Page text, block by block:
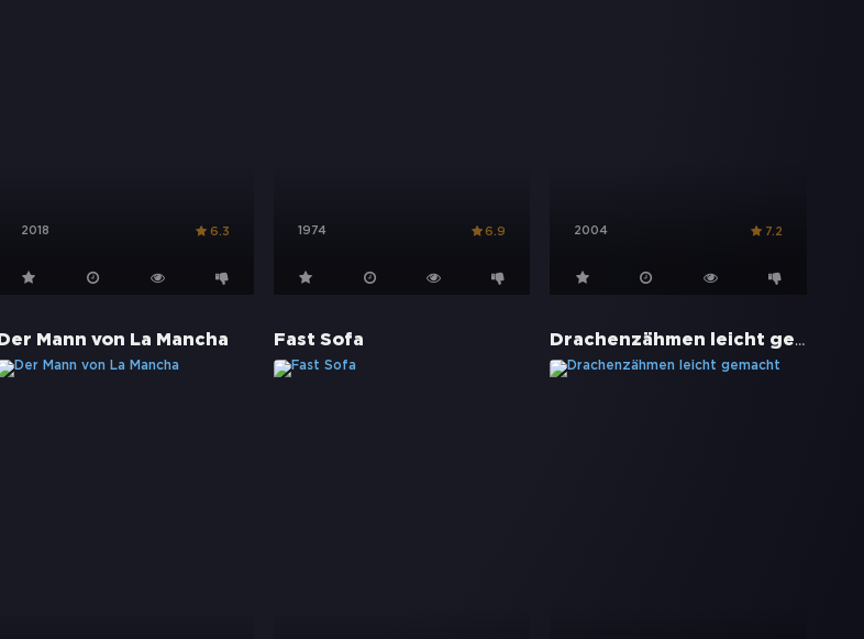
2018 6.3 1974 6.9 2004 7.2
Der Mann von La Mancha Fast Sofa Drachenzähmen leicht gemacht